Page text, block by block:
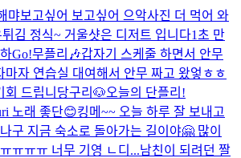
먀보고싶어 보고싶어 으악사진 더 먹어 와
김 정식~ 거울샷은 디저트 입니다1초 만
하Go!무플리🎶갑자기 스케줄 하면서 안무
마자 연습실 대여해서 안무 짜고 왔엏ㅎㅎ
회 드립니당구리🐶오늘의 단플리!
노래 좋단😊킹메~~ 오늘 하루 잘 보내고
구 지금 숙소로 돌아가는 길이야🤗 많이
ㅠㅠㅠ 너무 기영 ㄴ디...남친이 되려던 짤